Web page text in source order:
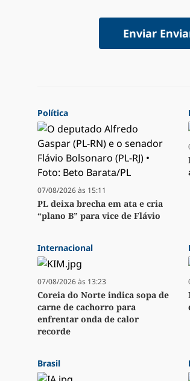
Enviar
Política
07/08/2026 às 15:11
PL deixa brecha em ata e cria
“plano B” para vice de Flávio
Internacional
07/08/2026 às 13:23
Coreia do Norte indica sopa de
carne de cachorro para
enfrentar onda de calor
recorde
Brasil